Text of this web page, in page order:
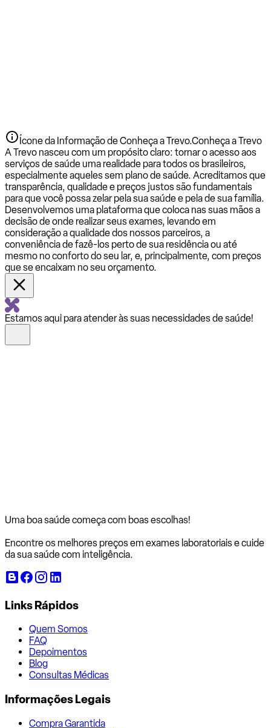
Ícone da Informação de Conheça a Trevo.Conheça a Trevo
A Trevo nasceu com um propósito claro: tornar o acesso aos
serviços de saúde uma realidade para todos os brasileiros,
especialmente aqueles sem plano de saúde. Acreditamos que
transparência, qualidade e preços justos são fundamentais
para que você possa zelar pela sua saúde e pela de sua família.
Desenvolvemos uma plataforma que coloca nas suas mãos a
decisão de onde realizar seus exames, levando em
consideração a qualidade dos nossos parceiros, a
conveniência de fazê-los perto de sua residência ou até
mesmo no conforto do seu lar, e, principalmente, com preços
que se encaixam no seu orçamento.
Estamos aqui para atender às suas necessidades de saúde!
Uma boa saúde começa com boas escolhas!
Encontre os melhores preços em exames laboratoriais e cuide
da sua saúde com inteligência.
Links Rápidos
Quem Somos
FAQ
Depoimentos
Blog
Consultas Médicas
Informações Legais
Compra Garantida